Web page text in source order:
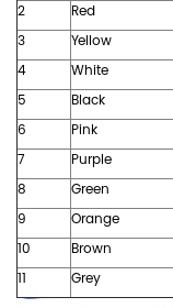
2
Red
3
Yellow
4
White
5
Black
6
Pink
7
Purple
8
Green
9
Orange
10
Brown
11
Grey